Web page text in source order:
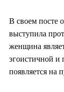
В своем посте
выступила
женщина
эгоистичной и
появляется на